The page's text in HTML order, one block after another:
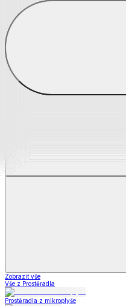
Prostěradla
Zobrazit vše
Vše z Prostěradla
Prostěradla z mikroplyše